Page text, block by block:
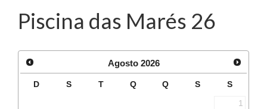
Piscina das Marés 26
Agosto 2026
D S T Q Q S S
1